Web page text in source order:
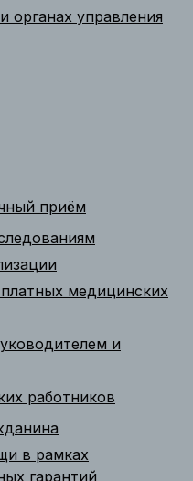
органах управления
приём
медицинских
и
работников
в рамках
гарантий